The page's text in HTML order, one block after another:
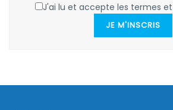
J'ai lu et accepte les termes
JE M'INSCRIS